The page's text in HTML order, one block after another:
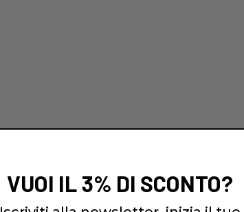
VUOI IL 3% DI SCONTO?